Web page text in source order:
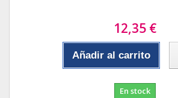
12,35 €
Añadir al carrito
En stock